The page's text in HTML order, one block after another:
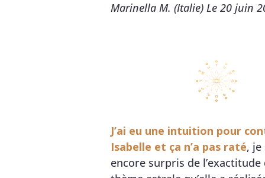
Marinella M. (Italie) Le 20 juin
J’ai eu une intuition pour
Isabelle et ça n’a pas raté, je
encore surpris de l’exactitude